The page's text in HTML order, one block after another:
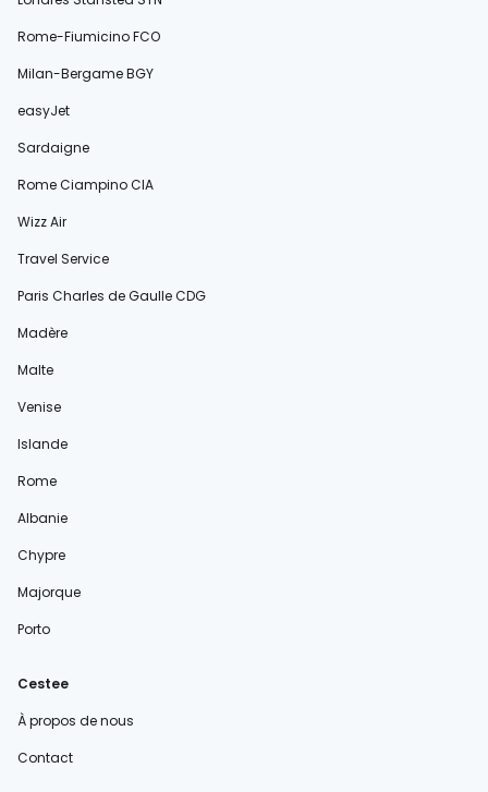
Rome-Fiumicino FCO
Milan-Bergame BGY
easyJet
Sardaigne
Rome Ciampino CIA
Wizz Air
Travel Service
Paris Charles de Gaulle CDG
Madère
Malte
Venise
Islande
Rome
Albanie
Chypre
Majorque
Porto
Cestee
À propos de nous
Contact